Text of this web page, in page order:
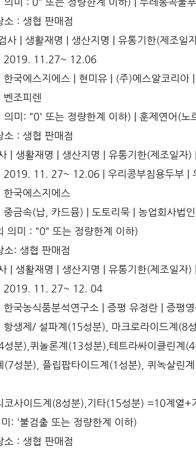
소 : 생협 판매점
사 | 생활재명 | 생산지명 | 유통기한(제조일
2019. 11.27~ 12.06
한국에스지에스 | 현미유 | (주)에스알코리
벤조피렌
의미: "0' 또는 정량한계 이하) | 훈제연어(
소 : 생협 판매점
| 생활재명 | 생산지명 | 유통기한(제조일자)
2019. 11. 27~ 12.06 | 우리콩부침용두부 |
한국에스지에스
중금속(납, 카드뮴) | 도토리묵 | 농업회사법
의미 : "0" 또는 정량한계 이하)
소: 생협 판매점
| 생활재명 | 생산지명 | 유통기한(제조일자)
2019. 11. 27~ 12. 04
한국농식품분석연구소 | 증평 유정란 | 증평
항생제/ 설파계(15성분), 마크로라이드계(8
성분),퀴놀론계(13성분),테트라싸이클린계(4
(7성분), 플립팝타이드계(1성분), 퀴녹살린
코사이드계(8성분),기타(15성분) =10계열+
: '불검출 또는 정량한계 이하)
소 : 생협 판매점